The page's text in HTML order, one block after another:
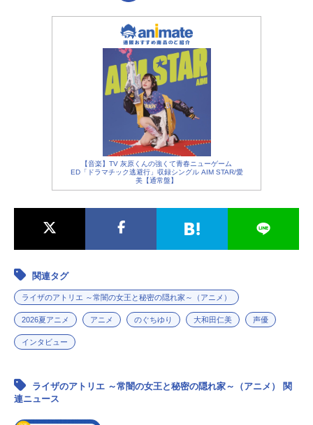
【音楽】TV 灰原くんの強くて青春ニューゲーム
ED「ドラマチック逃避行」収録シングル AIM STAR/愛
美【通常盤】
関連タグ
ライザのアトリエ ～常闇の女王と秘密の隠れ家～（アニメ）
2026夏アニメ アニメ のぐちゆり 大和田仁美 声優
インタビュー
ライザのアトリエ ～常闇の女王と秘密の隠れ家～（アニメ） 関
連ニュース